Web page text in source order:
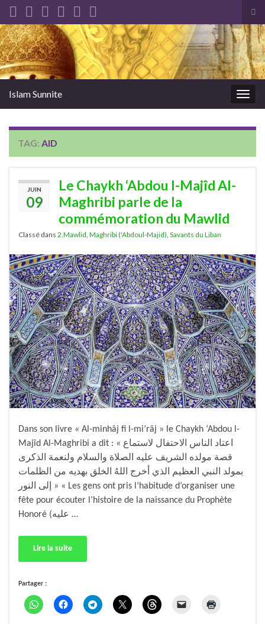
Search for:
Islam Sunnite
TAG: AID
JUIN
09
Le Chaykh ‘Abdou l-Majîd Al-
Maghribi parle de la
commémoration du Mawlid
Classé dans 2.Mawlid Maghribi ('Abdoul-Majid) Savants du Liban
Dans son livre « Al-minhâj fi l-mi’râj » le Chaykh ‘Abdou l-
Majîd Al-Maghribi a dit : « اعتاد الناس الاحتفال لاستماع
قصة مولده الشريف عليه الصلاة والسلام ولنعمة الذكرى
بمولد النبي العظيم الذي أخرج اللهُ الخلق بهديه من الظلمات
إلى النور » « Les gens ont pris l’habitude d’organiser une
fête pour écouter l’histoire de la naissance du Prophète
Honoré (عليه …
Lire la suite
Partager :